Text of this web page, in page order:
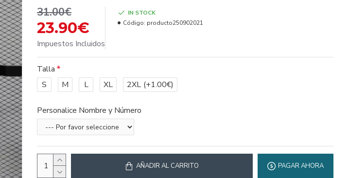
23.90€
31.00€
Impuestos Incluidos
IN STOCK
Código: producto250902021
Talla
S
M L XL 2XL (+1.00€)
Personalice Nombre y Número
AÑADIR AL CARRITO PAGAR AHORA